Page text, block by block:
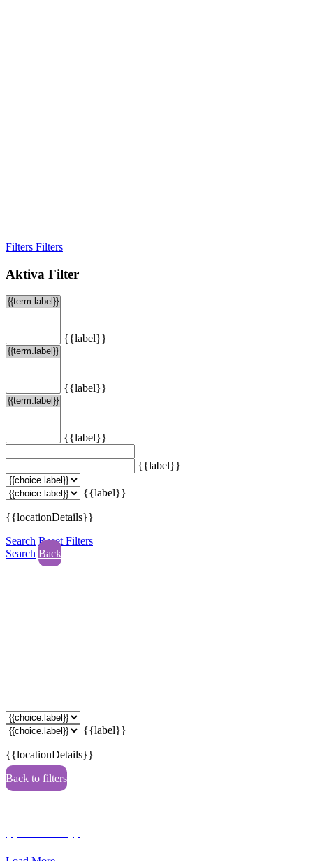
Filters Filters
Aktiva Filter
{{label}}
{{label}}
{{label}}
{{label}}
{{label}}
{{locationDetails}}
Search Reset Filters
Search Back
{{label}}
{{locationDetails}}
Back to filters